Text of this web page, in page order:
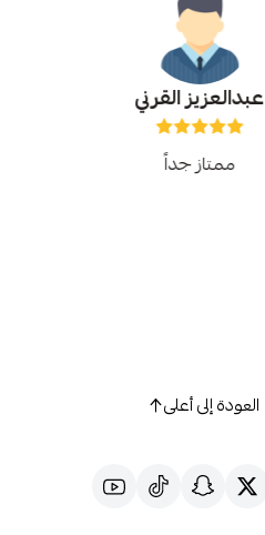
عبدالعزيز القرني
ممتاز جداً
العودة إلى أعلى